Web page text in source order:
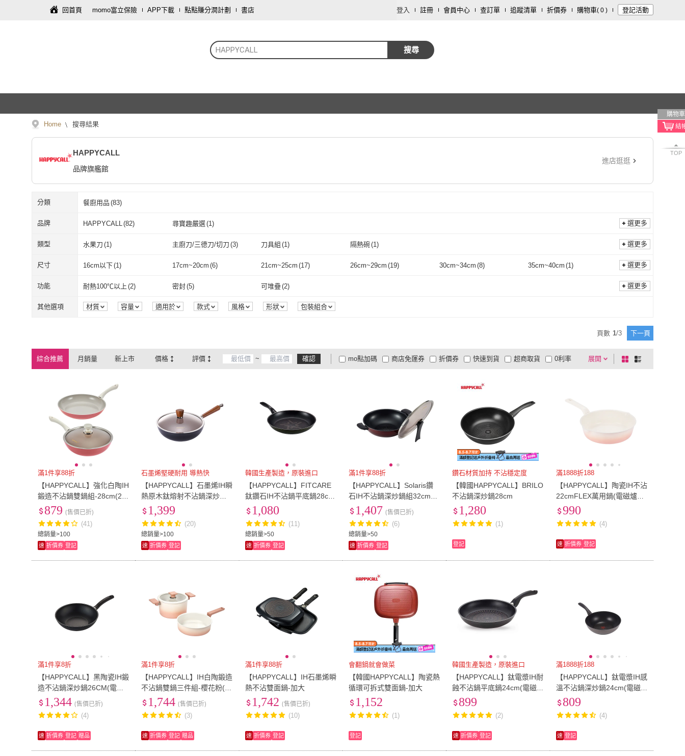
回首頁 momo富立保險 APP下載 點點賺分潤計劃 書店 登入 註冊 會員中心 查訂單 追蹤清單 折價券 購物車( 0 ) 登記活動
HAPPYCALL 搜尋
購物車
TOP
Home 搜尋結果
HAPPYCALL
品牌旗艦館
進店逛逛
分類 餐廚用品 (83)
品牌 HAPPYCALL (82) 尋寶趣嚴選(1)
HAPPYCALL 尋寶趣嚴選(1)
選更多
類型 水果刀 (1) 主廚刀/三德刀/切刀 (3) 刀具組 (1) 隔熱碗(1)
水果刀 (1) 主廚刀/三德刀/切刀 刀具組(1) 隔熱碗(1
選更多
尺寸 16cm以下(1) 17cm~20cm (6) 21cm~25cm (17) 26cm~29cm (19) 30cm~34cm (8) 35cm~40cm (1)
16cm以下 (1) 17cm~20cm 21cm~25cm
取消 選更多
功能 耐熱100℃以上 (2) 密封(5) 可堆疊 (2)
耐熱100℃以上( 密封(5) 可堆疊 (2)
選更多
其他選項 材質 容量 適用於 款式 風格 形狀 包裝組合
頁數 1/3 下一頁
綜合推薦 月銷量 新上市 價格 評價 ~ 確認 展開
折價券
有影片
商品有量 電視購物
mo點加碼 快速到貨 超商取貨
大家電安心配
大家電快配
商店免運券 0利率
及以上 1
棋
盤
列
滿1件享88折
【HAPPYCALL】強化白陶IH
鍛造不沾鍋雙鍋組-28cm(28
cm平底鍋/深炒鍋/鍋蓋 電磁
總銷量>100
879 (售價已折)
(41)
速 折價券 登記
石墨烯堅硬耐用 導熱快
【HAPPYCALL】石墨烯IH瞬
熱原木鈦熔射不沾鍋深炒鍋2
8cm含蓋(電磁爐適用)
總銷量>100
1,399
(20)
速 折價券 登記
韓國生產製造，原裝進口
【HAPPYCALL】FITCARE
鈦鑽石IH不沾鍋平底鍋28cm
(電磁爐適用)
總銷量>50
1,080
(11)
速 折價券 登記
滿1件享88折
【HAPPYCALL】Solaris鑽
石IH不沾鍋深炒鍋組32cm
(含蓋/電磁爐適用)
總銷量>50
1,407 (售價已折)
(6)
速 折價券 登記
鑽石材質加持 不沾穩定度
【韓國HAPPYCALL】BRILO
不沾鍋深炒鍋28cm
1,280
(1)
登記
滿1888折188
【HAPPYCALL】陶瓷IH不沾
22cmFLEX萬用鍋(電磁爐適
用)990
(4)
速 折價券 登記
滿1件享8折
【HAPPYCALL】黑陶瓷IH鍛
造不沾鍋深炒鍋26CM(電磁
爐適用)
1,344 (售價已折)
(4)
速 折價券 登記 贈品
滿1件享8折
【HAPPYCALL】IH白陶鍛造
不沾鍋雙鍋三件組-櫻花粉(2
0cm雙耳湯鍋/鍋蓋/深平底
1,744 (售價已折)
(3)
速 折價券 登記 贈品
滿1件享88折
【HAPPYCALL】IH石墨烯瞬
熱不沾雙面鍋-加大
1,742 (售價已折)
(10)
速 折價券 登記
會翻鍋就會做菜
【韓國HAPPYCALL】陶瓷熱
循環可拆式雙面鍋-加大
1,152
(1)
登記
韓國生產製造，原裝進口
【HAPPYCALL】鈦電漿IH耐
蝕不沾鍋平底鍋24cm(電磁
爐適用)
899
(2)
速 折價券 登記
滿1888折188
【HAPPYCALL】鈦電漿IH感
溫不沾鍋深炒鍋24cm(電磁
爐適用)
809
(4)
速 登記